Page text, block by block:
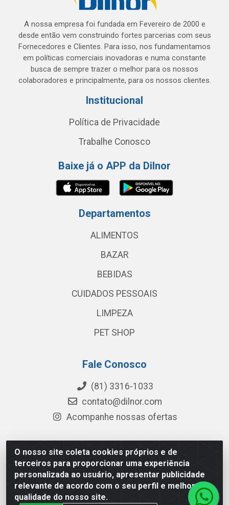
O nosso site coleta cookies próprios e de
terceiros para proporcionar uma experiência
personalizada ao usuário, apresentar publicidade
relevante de acordo com o seu perfil e melhorar a
qualidade do nosso site.
A nossa empresa foi fundada em Fevereiro de 2000 e
desde então vem construindo fortes parcerias com seus
Fornecedores e Clientes. Para isso, nos fundamentamos
em políticas comerciais inovadoras e numa constante
busca de sempre trazer o melhor para os nossos
colaboradores e principalmente, para os nossos clientes.
Institucional
Política de Privacidade
Trabalhe Conosco
Baixe já o APP da Dilnor
Departamentos
ALIMENTOS
BAZAR
BEBIDAS
CUIDADOS PESSOAIS
LIMPEZA
PET SHOP
Fale Conosco
(81) 3316-1033
contato@dilnor.com
Acompanhe nossas ofertas
Dilnor Distribuidora - Rua Professor Joaquim Cavalcanti,
975 - Iputinga - Recife/PE - CEP 50800-010 - CNPJ
04.054.534/0001-51